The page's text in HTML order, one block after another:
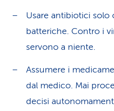
Usare antibiotici
batteriche. Contro i
servono a niente.
Assumere i
dal medico. Mai
decisi